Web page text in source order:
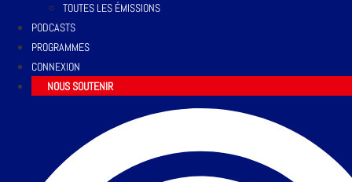
TOUTES LES ÉMISSIONS
PODCASTS
PROGRAMMES
CONNEXION
NOUS SOUTENIR